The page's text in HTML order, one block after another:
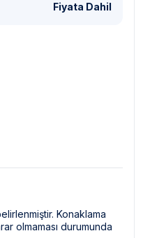
Fiyata Dahil
Konaklama
olmaması durumunda